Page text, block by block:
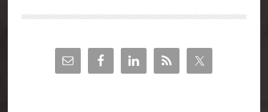
Barra
lateral